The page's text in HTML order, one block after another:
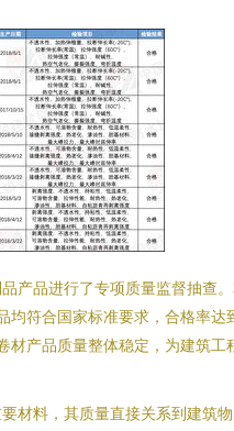
产品进行了专项质量监督抽查
均符合国家标准要求，合格率达
材产品质量整体稳定，为建筑工
材料，其质量直接关系到建筑